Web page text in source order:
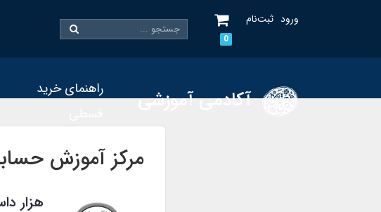
ورود ثبت‌نام
0
آکادمی آموزشی
راهنمای خرید
مرکز آموزش